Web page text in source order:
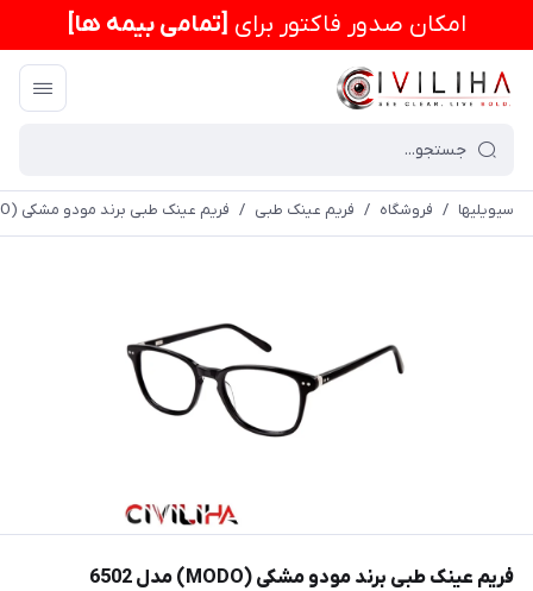
امكان صدور فاکتور برای [تمامی بیمه ها]
سیویلیها / فروشگاه / فریم عینک طبی / فریم عینک طبی برند مودو مشکی (MODO) مدل 6502
فریم عینک طبی برند مودو مشکی (MODO) مدل 6502